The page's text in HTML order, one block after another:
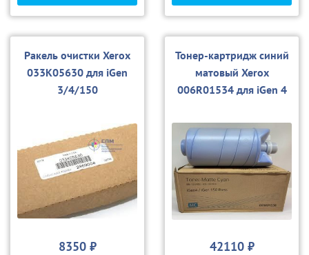
Ракель очистки Xerox
033K05630 для iGen
3/4/150
8350 ₽
Тонер-картридж синий
матовый Xerox
006R01534 для iGen 4
42110 ₽